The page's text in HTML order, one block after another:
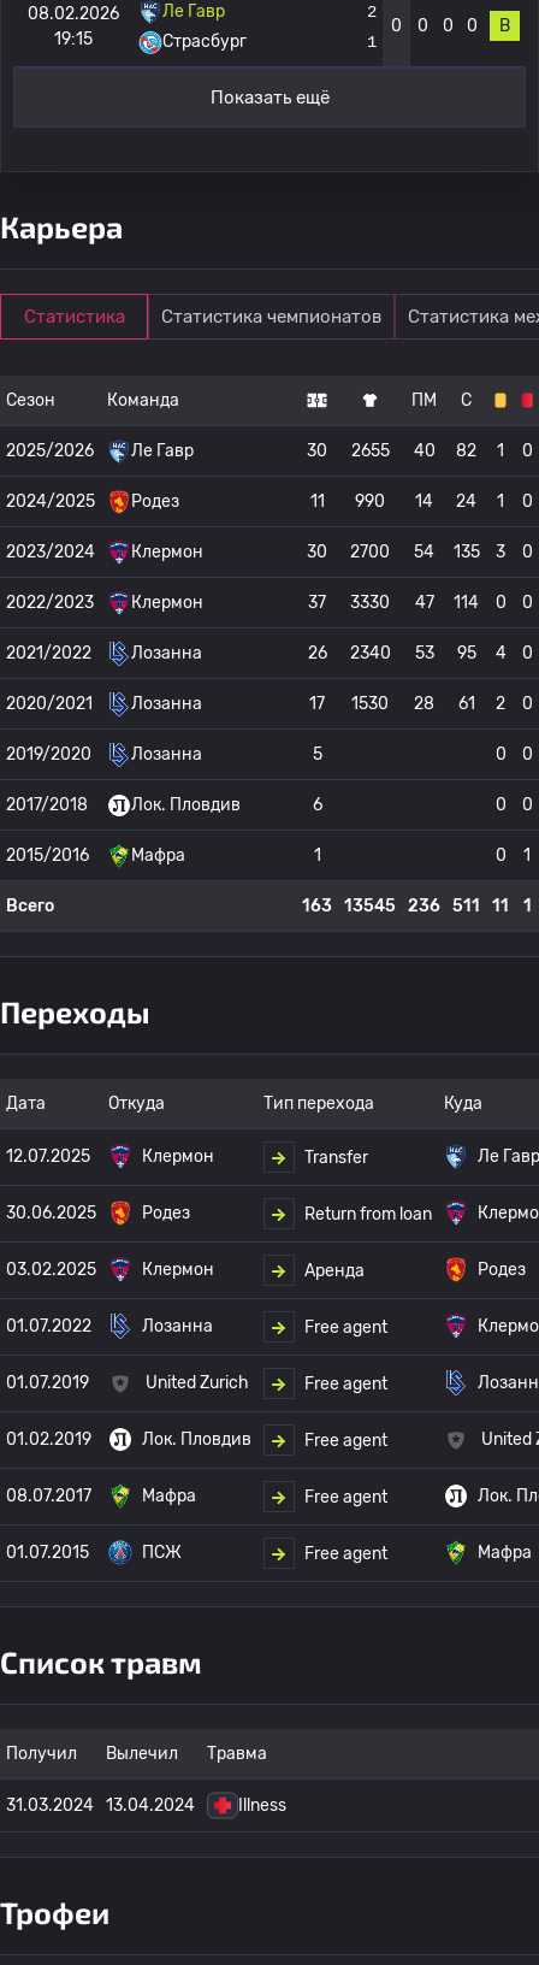
08.02.2026
19:15
Ле Гавр
Страсбург
2
1
0 0 0 0 В
Показать ещё
Карьера
Статистика Статистика чемпионатов Статистика
Сезон Команда ПМ С
2025/2026 Ле Гавр 30 2655 40 82 1 0
2024/2025 Родез 11 990 14 24 1 0
2023/2024 Клермон 30 2700 54 135 3 0
2022/2023 Клермон 37 3330 47 114 0 0
2021/2022 Лозанна 26 2340 53 95 4 0
2020/2021 Лозанна 17 1530 28 61 2 0
2019/2020 Лозанна 5 0 0
2017/2018 Лок. Пловдив 6 0 0
2015/2016 Мафра 1 0 1
Всего 163 13545 236 511 11 1
Переходы
Дата Откуда Тип перехода Куда
12.07.2025 Клермон Transfer Ле Гавр
30.06.2025 Родез Return from loan
03.02.2025 Клермон Аренда Родез
01.07.2022 Лозанна Free agent
01.07.2019 United Zurich Free agent
01.02.2019 Лок. Пловдив Free agent United
08.07.2017 Мафра Free agent Лок.
01.07.2015 ПСЖ Free agent Мафра
Список травм
Получил Вылечил Травма
31.03.2024 13.04.2024 Illness
Трофеи